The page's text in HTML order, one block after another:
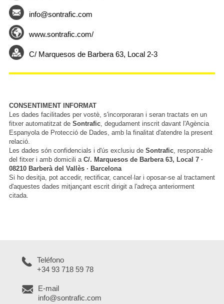
info@sontrafic.com
www.sontrafic.com/
C/ Marquesos de Barbera 63, Local 2-3
CONSENTIMENT INFORMAT
Les dades facilitades per vostè, s'incorporaran i seran tractats en un
fitxer automatitzat de Sontrafic, degudament inscrit davant l'Agència
Espanyola de Protecció de Dades, amb la finalitat d'atendre la present
relació.
Les dades són confidencials i d'ús exclusiu de Sontrafic, responsable
del fitxer i amb domicili a C/. Marquesos de Barbera 63, Local 7 ·
08210 Barberà del Vallès · Barcelona
Si ho desitja, pot accedir, rectificar, cancel·lar i oposar-se al tractament
d'aquestes dades mitjançant escrit dirigit a l'adreça anteriorment
citada.
Teléfono
+34 93 718 59 78
E-mail
info@sontrafic.com